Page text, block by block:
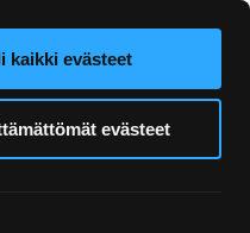
kaikki evästeet
evästeet
Hae sivustolta